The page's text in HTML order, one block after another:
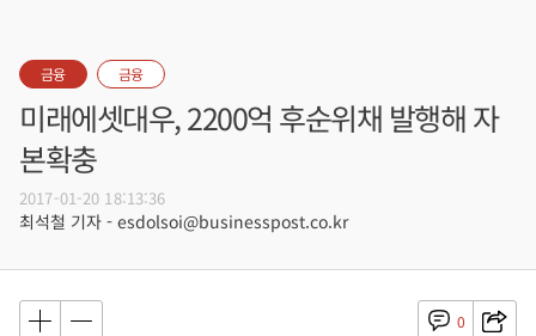
금융 금융
미래에셋대우, 2200억 후순위채 발행해 자
본확충
2017-01-20 18:13:36
최석철 기자 - esdolsoi@businesspost.co.kr
0